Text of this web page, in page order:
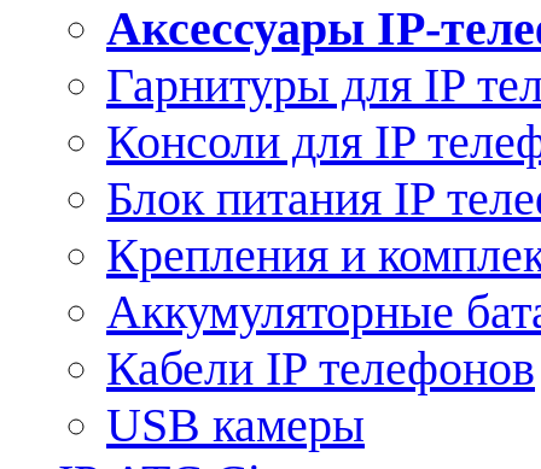
Аксессуары IP-
Гарнитуры для IP
Консоли для IP
Блок питания IP
Крепления и
Аккумуляторные
Кабели IP телефонов
USB камеры